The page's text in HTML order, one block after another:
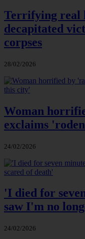
Terrifying real
decapitated
corpses
28/02/2026
Woman
exclaims
24/02/2026
'I died for
saw I'm no
24/02/2026